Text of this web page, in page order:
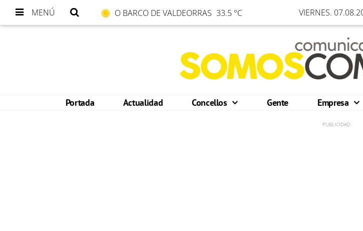
MENÚ O BARCO DE VALDEORRAS 33.5 °C VIERNES.
Portada Actualidad Concellos Gente Empresa